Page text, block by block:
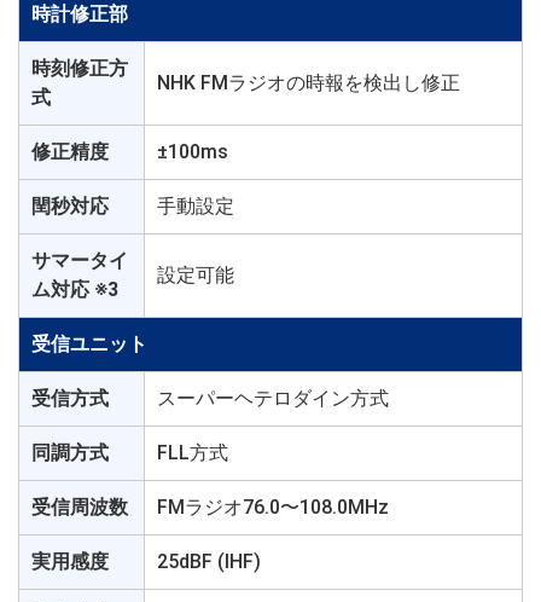
時計修正部
時刻修正方
式
NHK FMラジオの時報を検出し修正
修正精度 ±100ms
閏秒対応 手動設定
サマータイ
ム対応 ※3
設定可能
受信ユニット
受信方式 スーパーヘテロダイン方式
同調方式 FLL方式
受信周波数 FMラジオ76.0〜108.0MHz
実用感度 25dBF (IHF)